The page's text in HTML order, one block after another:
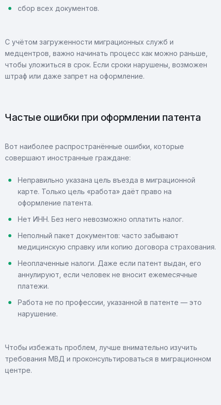
сбор всех документов.
С учётом загруженности миграционных служб и
медцентров, важно начинать процесс как можно раньше,
чтобы уложиться в срок. Если сроки нарушены, возможен
штраф или даже запрет на оформление.
Частые ошибки при оформлении патента
Вот наиболее распространённые ошибки, которые
совершают иностранные граждане:
Неправильно указана цель въезда в миграционной
карте. Только цель «работа» даёт право на
оформление патента.
Нет ИНН. Без него невозможно оплатить налог.
Неполный пакет документов: часто забывают
медицинскую справку или копию договора страхования.
Неоплаченные налоги. Даже если патент выдан, его
аннулируют, если человек не вносит ежемесячные
платежи.
Работа не по профессии, указанной в патенте — это
нарушение.
Чтобы избежать проблем, лучше внимательно изучить
требования МВД и проконсультироваться в миграционном
центре.